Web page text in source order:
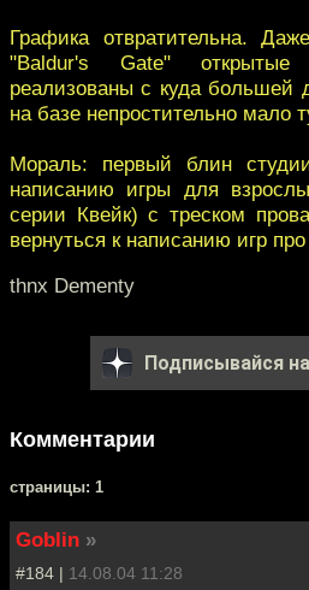
Графика отвратительна.
"Baldur's Gate" открытые
реализованы с куда большей
на базе непростительно мало
Мораль: первый блин
написанию игры для
серии Квейк) с треском
вернуться к написанию игр
thnx Dementy
Подписывайся
Комментарии
cтраницы: 1
Goblin »
#184 | 14.08.04 11:28